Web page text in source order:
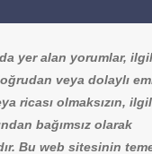
yer alan yorumlar,
veya dolaylı
ricası olmaksızın,
bağımsız olarak
Bu web sitesinin